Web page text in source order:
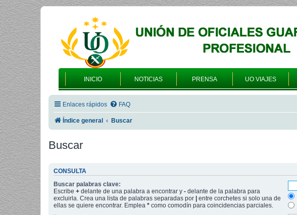
INICIO NOTICIAS PRENSA UO VIAJES
Enlaces rápidos FAQ
Índice general Buscar
Buscar
CONSULTA
Buscar palabras clave:
Escribe + delante de una palabra a encontrar y - delante de la palabra para
excluirla. Crea una lista de palabras separadas por
entre corchetes si solo una de
ellas se quiere encontrar. Emplea * como comodín para coincidencias parciales.